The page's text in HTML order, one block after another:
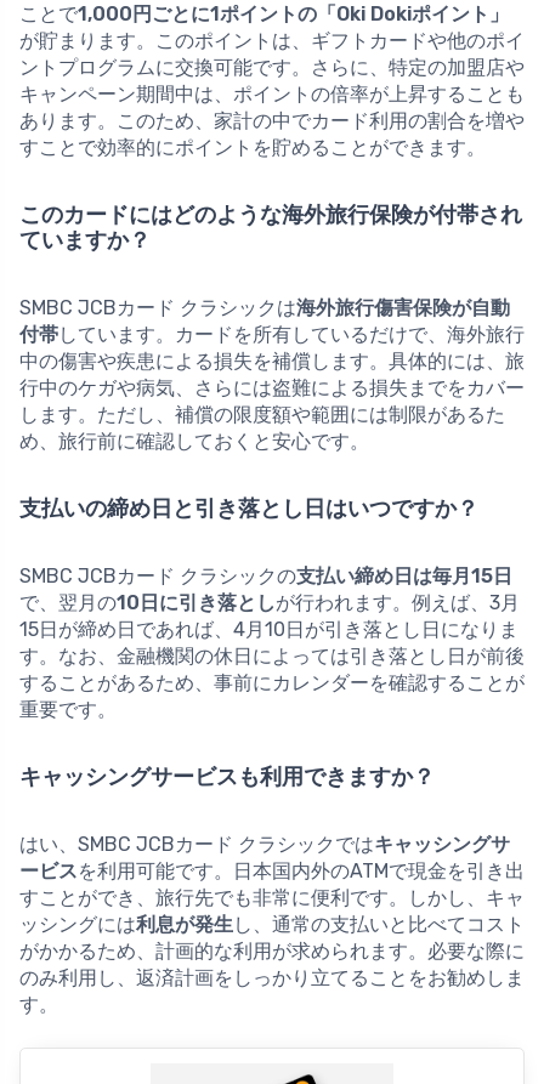
ことで1,000円ごとに1ポイントの「Oki Dokiポイント」
が貯まります。このポイントは、ギフトカードや他のポイ
ントプログラムに交換可能です。さらに、特定の加盟店や
キャンペーン期間中は、 ポイントの倍率が上昇することも
あります。このため、家計の中でカード利用の割合を増や
すことで効率的にポイントを貯めることができます。
このカードにはどのような海外旅行保険が付帯され
ていますか？
SMBC JCBカード クラシックは海外旅行傷害保険が自動
付帯しています。カードを所有しているだけで、海外旅行
中の傷害や疾患による損失を補償します。具体的には、旅
行中のケガや病気、さらには盗難による損失までをカバー
します。ただし、補償の限度額や範囲には制限があるた
め、旅行前に確認しておくと安心です。
支払いの締め日と引き落とし日はいつですか？
SMBC JCBカード クラシックの支払い締め日は毎月15日
で、翌月の10日に引き落としが行われます。例えば、3月
15日が締め日であれば、4月10日が引き落とし日になりま
す。なお、金融機関の休日によっては引き落とし日が前後
することがあるため、事前にカレンダーを確認することが
重要です。
キャッシングサービスも利用できますか？
はい、SMBC JCBカード クラシックではキャッシングサ
ービスを利用可能です。日本国内外のATMで現金を引き出
すことができ、旅行先でも非常に便利です。しかし、キャ
ッシングには利息が発生し、通常の支払いと比べてコスト
がかかるため、計画的な利用が求められます。必要な際に
のみ利用し、返済計画をしっかり立てることをお勧めしま
す。